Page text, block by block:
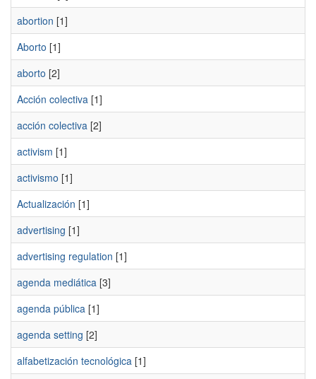
abortion [1]
Aborto [1]
aborto [2]
Acción colectiva [1]
acción colectiva [2]
activism [1]
activismo [1]
Actualización [1]
advertising [1]
advertising regulation [1]
agenda mediática [3]
agenda pública [1]
agenda setting [2]
alfabetización tecnológica [1]